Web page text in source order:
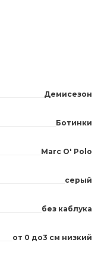
Демисезон
Ботинки
Marc O' Polo
серый
без каблука
от 0 до3 см низкий